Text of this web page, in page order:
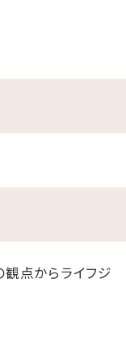
点からライフジ